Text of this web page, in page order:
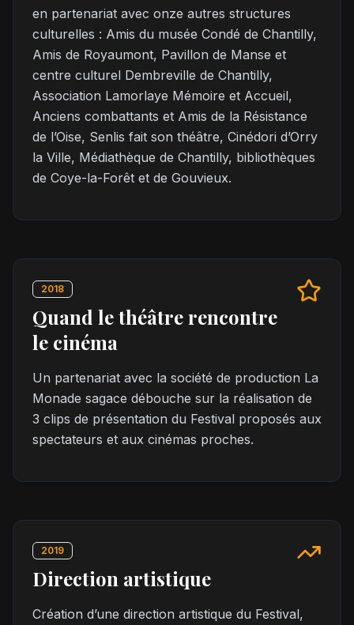
en partenariat avec onze autres structures
culturelles : Amis du musée Condé de Chantilly,
Amis de Royaumont, Pavillon de Manse et
centre culturel Dembreville de Chantilly,
Association Lamorlaye Mémoire et Accueil,
Anciens combattants et Amis de la Résistance
de l’Oise, Senlis fait son théâtre, Cinédori d’Orry
la Ville, Médiathèque de Chantilly, bibliothèques
de Coye-la-Forêt et de Gouvieux.
2018
Quand le théâtre rencontre
le cinéma
Un partenariat avec la société de production La
Monade sagace débouche sur la réalisation de
3 clips de présentation du Festival proposés aux
spectateurs et aux cinémas proches.
2019
Direction artistique
Création d’une direction artistique du Festival,